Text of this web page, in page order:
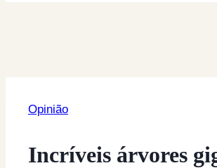
Opinião
Incríveis árvores